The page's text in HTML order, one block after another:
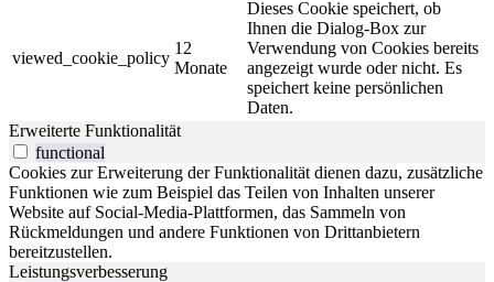
viewed_cookie_policy
12
Monate
Dieses Cookie speichert, ob
Ihnen die Dialog-Box zur
Verwendung von Cookies bereits
angezeigt wurde oder nicht. Es
speichert keine persönlichen
Daten.
Erweiterte Funktionalität
functional
Cookies zur Erweiterung der Funktionalität dienen dazu, zusätzliche
Funktionen wie zum Beispiel das Teilen von Inhalten unserer
Website auf Social-Media-Plattformen, das Sammeln von
Rückmeldungen und andere Funktionen von Drittanbietern
bereitzustellen.
Leistungsverbesserung